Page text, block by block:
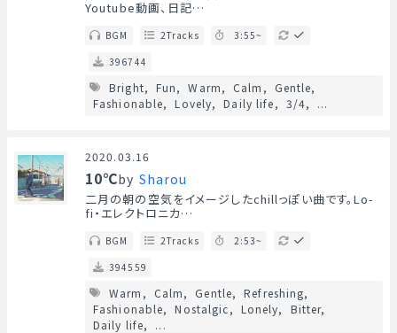
Youtube動画、日記…
BGM 2Tracks
3:55~
396744
Bright Fun Warm Calm
Gentle
Fashionable
Lovely Daily life 3/4 ...
2020.03.16
10℃by Sharou
二月の朝の空気をイメージしたchillっぽい曲です。Lo-
fi・エレクトロニカ…
BGM 2Tracks
2:53~
394559
Warm Calm Gentle
Refreshing
Fashionable
Nostalgic Lonely
Bitter
Daily life
...